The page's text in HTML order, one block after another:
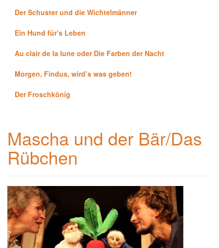
Der Schuster und die Wichtelmänner
Ein Hund für’s Leben
Au clair de la lune oder Die Farben der Nacht
Morgen, Findus, wird’s was geben!
Der Froschkönig
Mascha und der Bär/Das
Rübchen